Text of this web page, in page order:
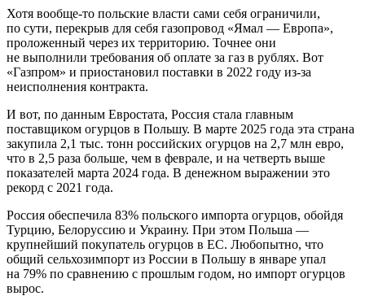
Хотя вообще-то польские власти сами себя ограничили,
по сути, перекрыв для себя газопровод «Ямал — Европа»,
проложенный через их территорию. Точнее они
не выполнили требования об оплате за газ в рублях. Вот
«Газпром» и приостановил поставки в 2022 году из-за
неисполнения контракта.
И вот, по данным Евростата, Россия стала главным
поставщиком огурцов в Польшу. В марте 2025 года эта страна
закупила 2,1 тыс. тонн российских огурцов на 2,7 млн евро,
что в 2,5 раза больше, чем в феврале, и на четверть выше
показателей марта 2024 года. В денежном выражении это
рекорд с 2021 года.
Россия обеспечила 83% польского импорта огурцов, обойдя
Турцию, Белоруссию и Украину. При этом Польша —
крупнейший покупатель огурцов в ЕС. Любопытно, что
общий сельхозимпорт из России в Польшу в январе упал
на 79% по сравнению с прошлым годом, но импорт огурцов
вырос.